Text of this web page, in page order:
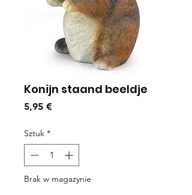
Konijn staand beeldje
5,95 €Cena
Sztuk *
Brak w magazynie